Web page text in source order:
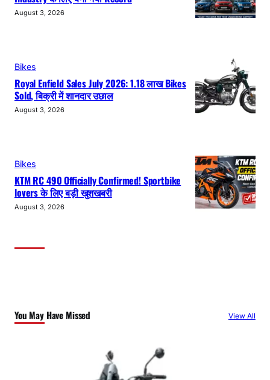
August 3, 2026
Bikes
Royal Enfield Sales July 2026: 1.18 लाख Bikes
Sold, बिक्री में शानदार उछाल
August 3, 2026
Bikes
KTM RC 490 Officially Confirmed! Sportbike
lovers के लिए बड़ी खुशखबरी
August 3, 2026
You May Have Missed View All